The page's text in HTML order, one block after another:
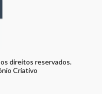
direitos reservados.
Criativo